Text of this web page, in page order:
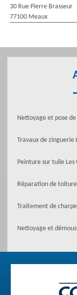
30 Rue Pierre Brasseur
77100 Meaux
Nettoyage et pose
Travaux de zinguerie
Peinture sur tuile Les
Réparation de toiture
Traitement de
Nettoyage et